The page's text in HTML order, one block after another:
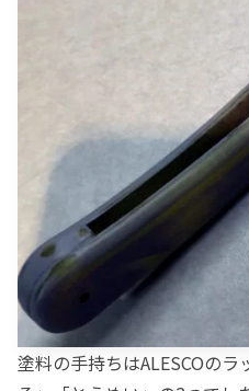
塗料の手持ちはALESCOの